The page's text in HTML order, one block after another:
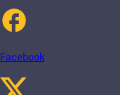
Facebook